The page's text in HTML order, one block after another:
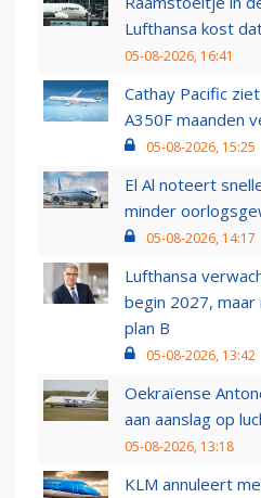
Lufthansa kost
05-08-2026, 16:41
Cathay Pacific
A350F maanden
05-08-2026, 15:25
El Al noteert
minder
05-08-2026, 14:17
Lufthansa
begin 2027,
plan B
05-08-2026, 13:42
Oekraïense
aan aanslag op
05-08-2026, 13:18
KLM annuleert